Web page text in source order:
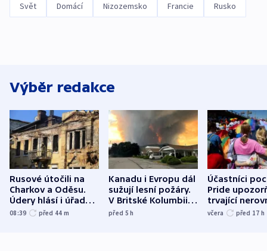
Svět Domácí Nizozemsko Francie Rusko
Výběr redakce
Rusové útočili na
Charkov a Oděsu.
Údery hlásí i úřady v
Bělgorodu
08:39 před 44 m
Kanadu i Evropu dál
sužují lesní požáry.
V Britské Kolumbii
evakuovali tisíce lidí
před 5h
Účastníci
Pride
trvající
včera před 17 h